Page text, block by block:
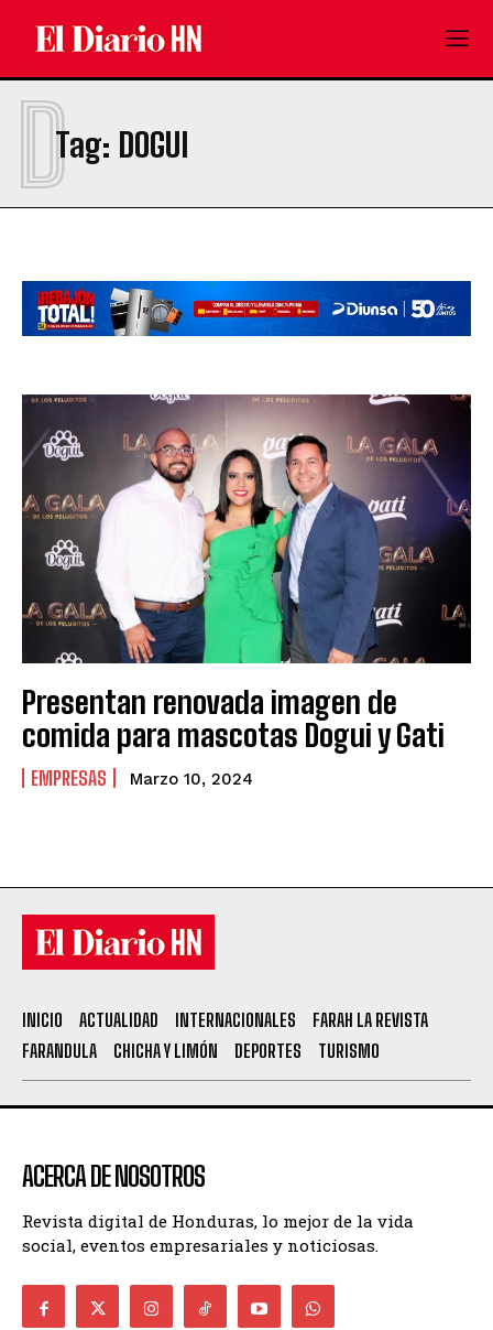
Tag: DOGUI
D
Presentan renovada imagen de
comida para mascotas Dogui y Gati
EMPRESAS Marzo 10, 2024
INICIO ACTUALIDAD INTERNACIONALES
FARAH LA REVISTA
FARANDULA
CHICHA Y LIMÓN DEPORTES TURISMO
ACERCA DE NOSOTROS
Revista digital de Honduras, lo mejor de la vida
social, eventos empresariales y noticiosas.